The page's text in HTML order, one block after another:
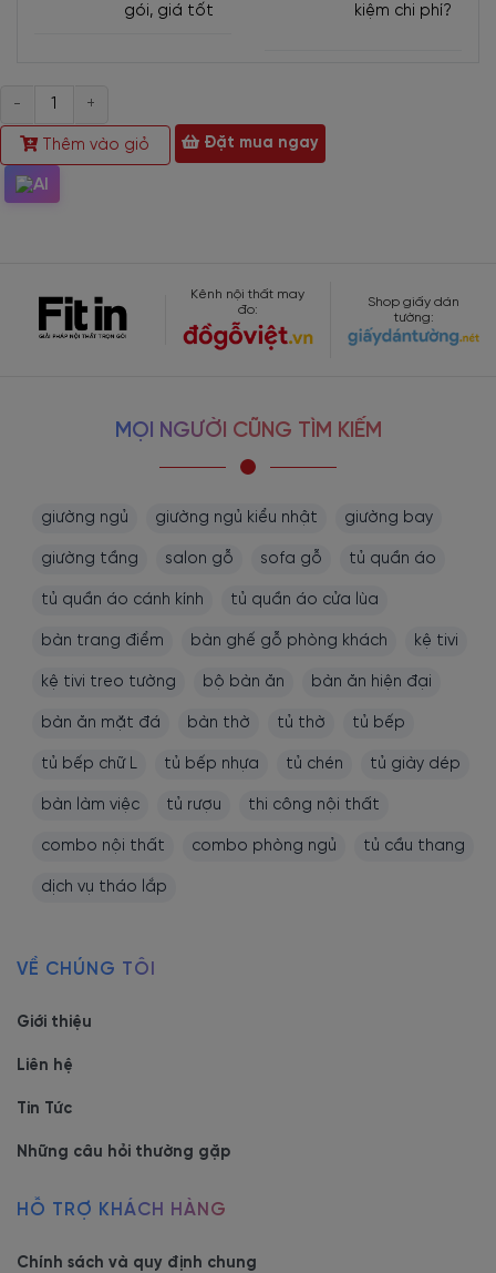
Hỗ trợ trả góp 0%.
Đặt hàng theo yêu cầu của quý khách.
- Showroom 1:
- Showroom 2:
606 Nguyễn Văn Quá, P. Đông Hưng
Thuận, Tp Hồ Chí Minh
Thuận, Tp. Hồ Chí Minh
gói, giá tốt kiệm chi phí?
Số
lượng
Thêm vào giỏ
Đặt mua ngay
Kênh nội thất may
đo:
Shop giấy dán
tường:
MỌI NGƯỜI CŨNG TÌM KIẾM
giường ngủ giường ngủ kiểu nhật giường bay
giường tầng salon gỗ sofa gỗ tủ quần áo
tủ quần áo cánh kính tủ quần áo cửa lùa
bàn trang điểm bàn ghế gỗ phòng khách kệ tivi
kệ tivi treo tường bộ bàn ăn bàn ăn hiện đại
bàn ăn mặt đá bàn thờ tủ thờ tủ bếp
tủ bếp chữ L tủ bếp nhựa tủ chén tủ giày dép
bàn làm việc tủ rượu thi công nội thất
combo nội thất combo phòng ngủ tủ cầu thang
dịch vụ tháo lắp
VỀ CHÚNG TÔI
Giới thiệu
Liên hệ
Tin Tức
Những câu hỏi thường gặp
HỖ TRỢ KHÁCH HÀNG
Chính sách và quy định chung